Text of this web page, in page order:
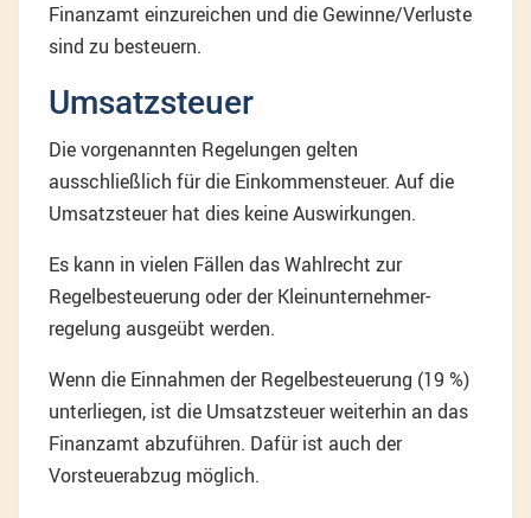
Finanzamt einzureichen und die Gewinne/Verluste
sind zu besteuern.
Umsatzsteuer
Die vorgenannten Regelungen gelten
ausschließlich für die Einkommensteuer. Auf die
Umsatzsteuer hat dies keine Auswirkungen.
Es kann in vielen Fällen das Wahlrecht zur
Regelbesteuerung oder der Kleinunternehmer-
regelung ausgeübt werden.
Wenn die Einnahmen der Regelbesteuerung (19 %)
unterliegen, ist die Umsatzsteuer weiterhin an das
Finanzamt abzuführen. Dafür ist auch der
Vorsteuerabzug möglich.